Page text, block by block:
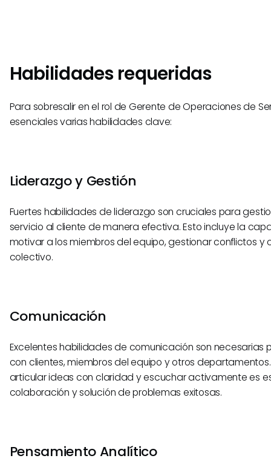
Habilidades requeridas
Para sobresalir en el rol de Gerente de Operaciones de
esenciales varias habilidades clave:
Liderazgo y Gestión
Fuertes habilidades de liderazgo son cruciales para
servicio al cliente de manera efectiva. Esto incluye la
motivar a los miembros del equipo, gestionar conflictos y
colectivo.
Comunicación
Excelentes habilidades de comunicación son necesarias
con clientes, miembros del equipo y otros
articular ideas con claridad y escuchar activamente es
colaboración y solución de problemas exitosas.
Pensamiento Analítico